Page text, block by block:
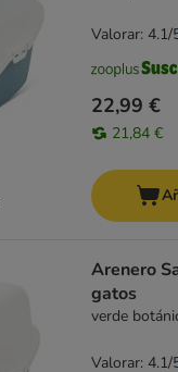
22,99 €
21,84 €
Valorar: 4.1/
Arenero
gatos
verde
Valorar: 4.1/